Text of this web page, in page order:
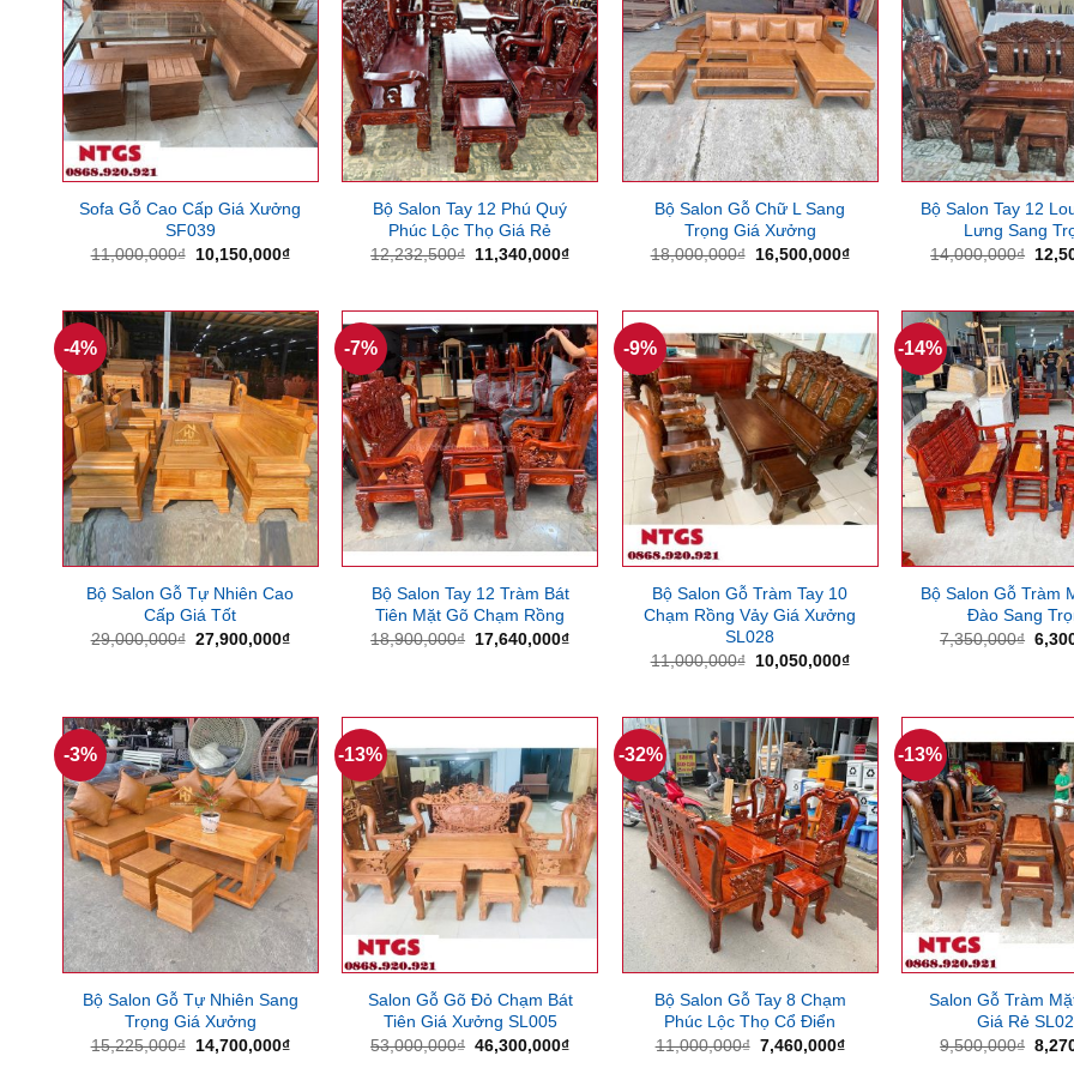
Sofa Gỗ Cao Cấp Giá Xưởng
SF039
11,000,000₫ Giá
10,150,000₫Giá
10,150,000₫.
Bộ Salon Tay 12 Phú Quý
Phúc Lộc Thọ Giá Rẻ
12,232,500₫ Giá
11,340,000₫Giá
11,340,000₫.
Bộ Salon Gỗ Chữ L Sang
Trọng Giá Xưởng
18,000,000₫ Giá
16,500,000₫Giá
16,500,000₫.
Bộ Salon Tay 12
Lưng Sang
14,000,000₫ Giá
-4%
Bộ Salon Gỗ Tự Nhiên Cao
Cấp Giá Tốt
29,000,000₫ Giá
27,900,000₫Giá
-7%
Bộ Salon Tay 12 Tràm Bát
Tiên Mặt Gõ Chạm Rồng
18,900,000₫ Giá
17,640,000₫Giá
-9%
Bộ Salon Gỗ Tràm Tay 10
Chạm Rồng Vảy Giá Xưởng
SL028
11,000,000₫ Giá
10,050,000₫Giá
10,050,000₫.
-14%
Bộ Salon Gỗ Tràm
Đào Sang
7,350,000₫ Giá
-3%
Bộ Salon Gỗ Tự Nhiên Sang
Trọng Giá Xưởng
15,225,000₫ Giá
14,700,000₫Giá
-13%
Salon Gỗ Gõ Đỏ Chạm Bát
Tiên Giá Xưởng SL005
53,000,000₫ Giá
46,300,000₫Giá
-32%
Bộ Salon Gỗ Tay 8 Chạm
Phúc Lộc Thọ Cổ Điển
11,000,000₫ Giá
7,460,000₫Giá
-13%
Salon Gỗ Tràm
Giá Rẻ
9,500,000₫ Giá